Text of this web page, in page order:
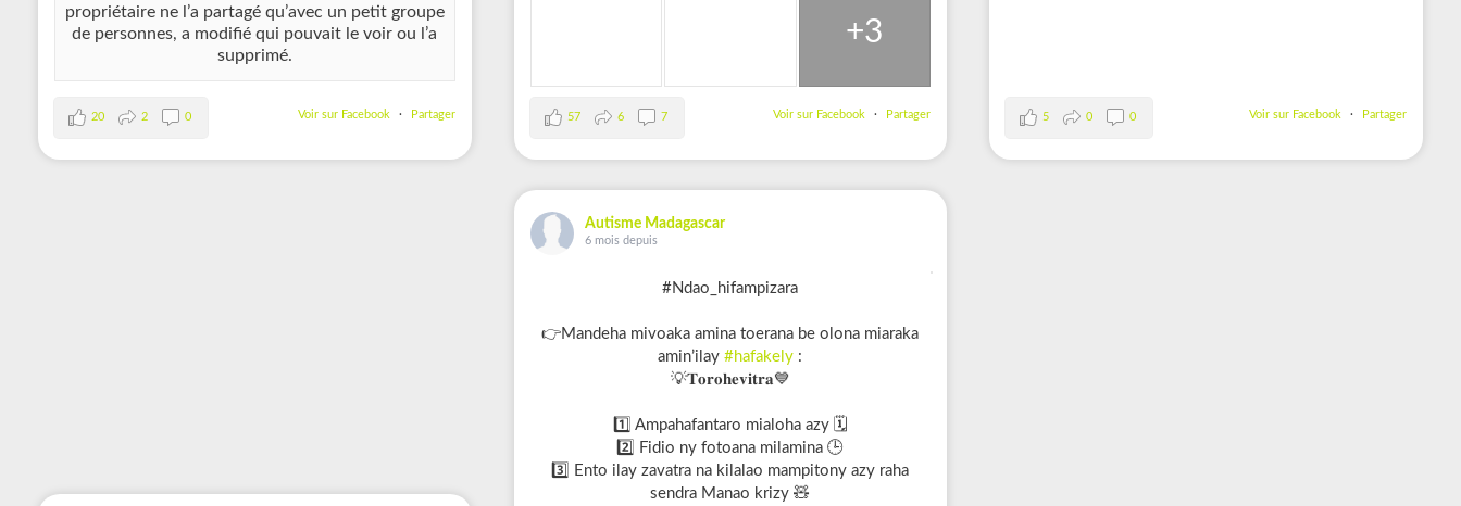
propriétaire ne l’a partagé qu’avec un petit groupe
de personnes, a modifié qui pouvait le voir ou l’a
supprimé.
Voir sur Facebook · Partager
20 2 0
+3
Voir sur Facebook · Partager
57 6 7 Voir sur Facebook · Partager
5 0 0
Autisme Madagascar
6 mois depuis
#Ndao_hifampizara
👉Mandeha mivoaka amina toerana be olona miaraka
amin’ilay#hafakely :
💡𝐓𝐨𝐫𝐨𝐡𝐞𝐯𝐢𝐭𝐫𝐚💙
1️⃣ Ampahafantaro mialoha azy 🗓️
2️⃣ Fidio ny fotoana milamina 🕒
3️⃣ Ento ilay zavatra na kilalao mampitony azy raha
sendra Manao krizy 🧸